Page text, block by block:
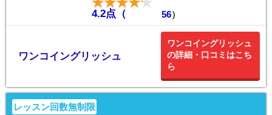
4.2点（ 56）
ワンコイングリッシュ
ワンコイングリッシュ
の詳細・口コミはこち
ら
レッスン回数無制限